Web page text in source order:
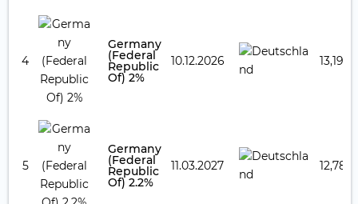
4
Germany
(Federal
Republic
Of) 2%
10.12.2026 13,19 %
5
Germany
(Federal
Republic
Of) 2.2%
11.03.2027 12,78 %